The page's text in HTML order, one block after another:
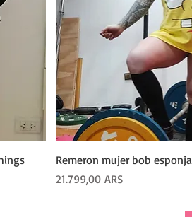
Vista rápida
Remeron mujer bob esponja
Precio
21.799,00 ARS